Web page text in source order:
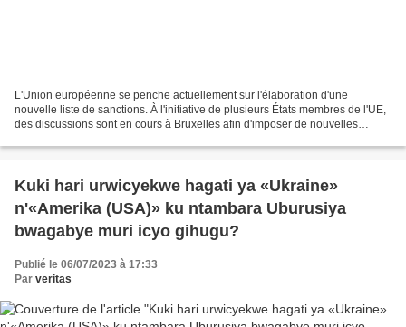
L'Union européenne se penche actuellement sur l'élaboration d'une
nouvelle liste de sanctions. À l'initiative de plusieurs États membres de l'UE,
des discussions sont en cours à Bruxelles afin d'imposer de nouvelles
Kuki hari urwicyekwe hagati ya «Ukraine»
n'«Amerika (USA)» ku ntambara Uburusiya
bwagabye muri icyo gihugu?
Publié le 06/07/2023 à 17:33
Par veritas